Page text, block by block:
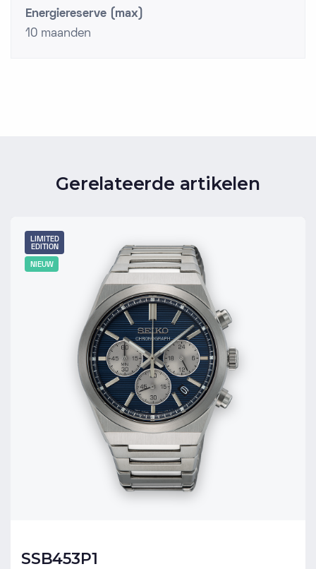
Energiereserve (max)
10 maanden
Gerelateerde artikelen
LIMITED
EDITION
NIEUW
SSB453P1